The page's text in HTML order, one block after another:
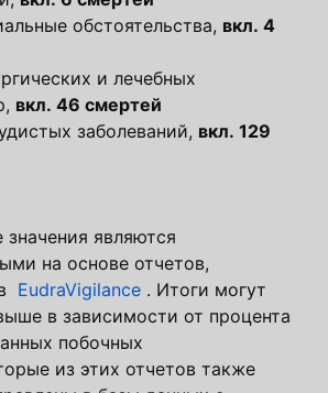
обстоятельства, вкл. 4
и лечебных
вкл. 46 смертей
заболеваний, вкл. 129
являются
на основе отчетов,
EudraVigilance . Итоги могут
в зависимости от процента
побочных
из этих отчетов также